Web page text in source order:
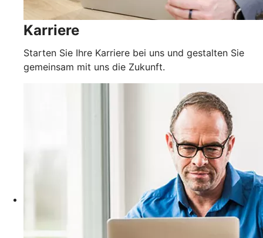
Karriere
Starten Sie Ihre Karriere bei uns und gestalten Sie
gemeinsam mit uns die Zukunft.